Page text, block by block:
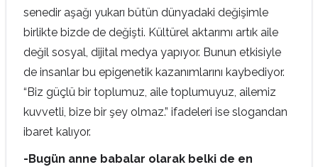
senedir aşağı yukarı bütün dünyadaki değişimle
birlikte bizde de değişti. Kültürel aktarımı artık aile
değil sosyal, dijital medya yapıyor. Bunun etkisiyle
de insanlar bu epigenetik kazanımlarını kaybediyor.
“Biz güçlü bir toplumuz, aile toplumuyuz, ailemiz
kuvvetli, bize bir şey olmaz.” ifadeleri ise slogandan
ibaret kalıyor.
-Bugün anne babalar olarak belki de en